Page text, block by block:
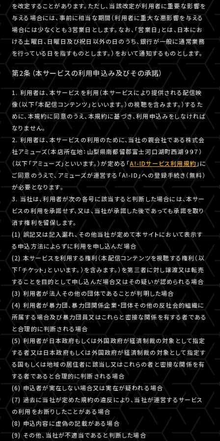
を改定することがあります。ただし、当該改定が利用者に重要な影響を
与える場合には、事前に相当な期間（利用者に重大な悪影響を与える
場合には少なくとも３営業日とします。なお、「営業日」とは、日本にお
ける土曜日、日曜日及び祝日以外の日のうち、銀行が一般に通常業務
を行っている日を指すものとします。）をおいて通知するものとします。
第2条（本サービスの利用申込み及びその承諾）
1. 利用者は、本サービスを利用（本サービスにより提供される配信映
像（以下「本配信コンテンツ」といいます。）の視聴を含みます。）するた
めに、本規約に同意のうえ、本規約に基づき、利用申込みをしなければ
なりません。
2. 利用者は、本サービスの利用のために、当社の親会社である株式会
社アミューズ（本店所在地：山梨県南都留郡富士河口湖町西湖９９７）
（以下「アミューズ」といいます。）が定める「A!-IDサービス利用規約」に
ご同意のうえで、アミューズが運営する「A!-ID」への登録手続き（無料）
が必要となります。
3. 当社は、利用者が次の各号に該当すると判断した場合には、本サー
ビスの利用を承諾せず、又は、当社が承諾した後であっても承諾を取り
消す権利を留保します。
(1) 誤記又は記入漏れ、その他当社が定めて本サイトにおいて表示す
る申込方法によらずに利用を申し込んだ場合
(2) 本サービスを利用する権利（本配信コンテンツを視聴する権利（以
下「チケット」といいます。）を含みます。）を第三者に対し譲渡又は転売
することを目的として申し込んだ場合又はその疑いが認められる場合
(3) 利用者が法人その他の団体であることが判明した場合
(4) 利用者が暴力団、暴力団関係企業・団体その他の反社会的組織に
所属する場合及び暴力団員又はこれらと密接な関係を有する者である
と合理的に判断される場合
(5) 利用者が日本政府もしくは外国政府が経済制裁の対象として指定
する者又は日本政府もしくは外国政府が経済制裁の対象として指定す
る国もしくは地域の居住者に該当し又はこれらの者と密接な関係を有
する者であると合理的に判断される場合
(6) 申込者が実在しない場合又は実在が疑われる場合
(7) 過去に当社が定めた規約の違反により、当社が運営するサービス
の利用をお断りしたことがある場合
(8) 申込内容に虚偽の記載がある場合
(9) その他、当社が不適当であると判断した場合